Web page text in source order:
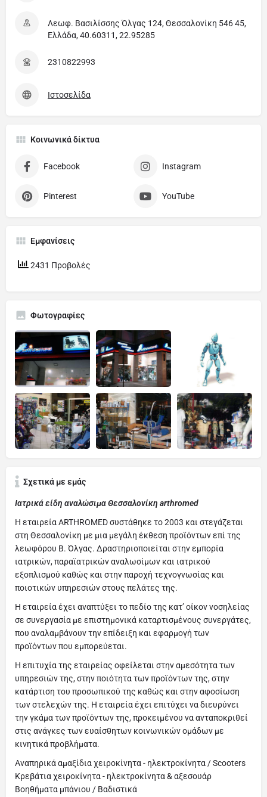
Λεωφ. Βασιλίσσης Όλγας 124, Θεσσαλονίκη 546 45,
Ελλάδα, 40.60311, 22.95285
2310822993
Ιστοσελίδα
Κοινωνικά δίκτυα
Facebook Instagram
Pinterest YouTube
Εμφανίσεις
2431 Προβολές
Φωτογραφίες
Σχετικά με εμάς
Ιατρικά είδη αναλώσιμα Θεσσαλονίκη arthromed
Η εταιρεία ARTHROMED συστάθηκε το 2003 και στεγάζεται
στη Θεσσαλονίκη με μια μεγάλη έκθεση προϊόντων επί της
λεωφόρου Β. Όλγας. Δραστηριοποιείται στην εμπορία
ιατρικών, παραϊατρικών αναλωσίμων και ιατρικού
εξοπλισμού καθώς και στην παροχή τεχνογνωσίας και
ποιοτικών υπηρεσιών στους πελάτες της.
Η εταιρεία έχει αναπτύξει το πεδίο της κατ’ οίκον νοσηλείας
σε συνεργασία με επιστημονικά καταρτισμένους συνεργάτες,
που αναλαμβάνουν την επίδειξη και εφαρμογή των
προϊόντων που εμπορεύεται.
H επιτυχία της εταιρείας οφείλεται στην αμεσότητα των
υπηρεσιών της, στην ποιότητα των προϊόντων της, στην
κατάρτιση του προσωπικού της καθώς και στην αφοσίωση
των στελεχών της. Η εταιρεία έχει επιτύχει να διευρύνει
την γκάμα των προϊόντων της, προκειμένου να ανταποκριθεί
στις ανάγκες των ευαίσθητων κοινωνικών ομάδων με
κινητικά προβλήματα.
Αναπηρικά αμαξίδια χειροκίνητα - ηλεκτροκίνητα / Scooters
Κρεβάτια χειροκίνητα - ηλεκτροκίνητα & αξεσουάρ
Βοηθήματα μπάνιου / Βαδιστικά